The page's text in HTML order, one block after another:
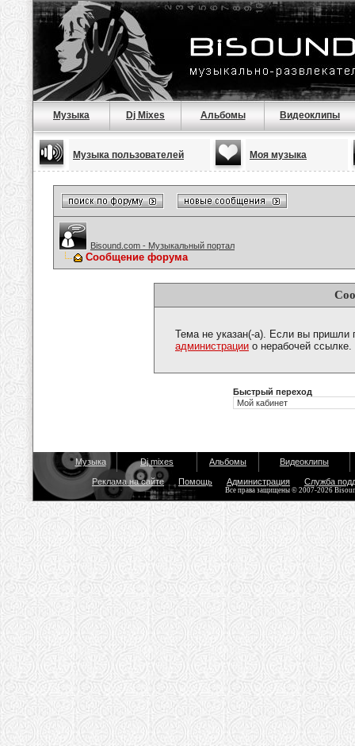
Музыка Dj Mixes Альбомы Видеоклипы
Музыка пользователей Моя музыка
Bisound.com - Музыкальный портал
Сообщение форума
Тема не указан(-а). Если вы пришли
администрации о нерабочей ссылке.
Быстрый переход
Музыка Dj mixes Альбомы Видеоклипы
Реклама на сайте Помощь Администрация Служба
Все права защищены © 2007-2026